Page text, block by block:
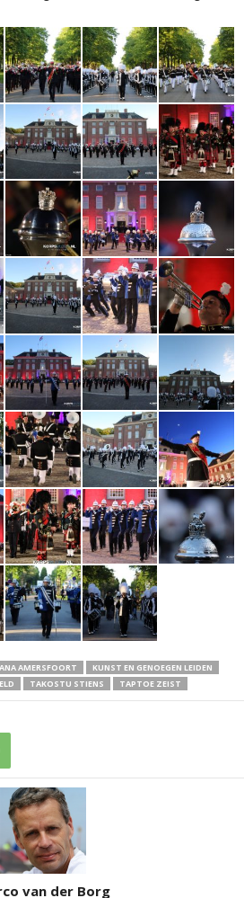
AMERSFOORT
KUNST EN GENOEGEN LEIDEN
TAKOSTU STIENS TAPTOE ZEIST
van der Borg